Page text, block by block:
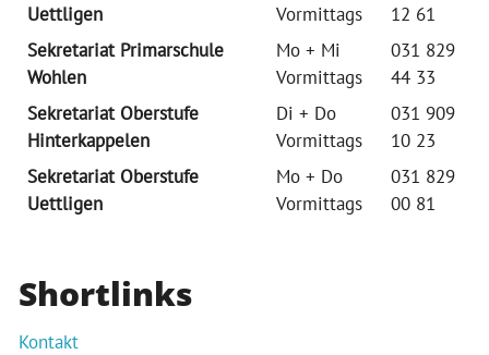
Uettligen
Vormittags
12 61
Sekretariat Primarschule
Wohlen
Mo + Mi
Vormittags
031 829
44 33
Sekretariat Oberstufe
Hinterkappelen
Di + Do
Vormittags
031 909
10 23
Sekretariat Oberstufe
Uettligen
Mo + Do
Vormittags
031 829
00 81
Shortlinks
Kontakt